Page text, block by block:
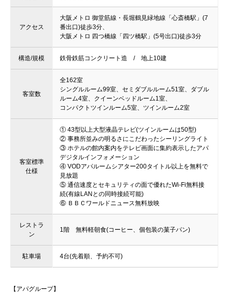
アクセス
大阪メトロ 御堂筋線・長堀鶴見緑地線「心斎橋駅」(7
番出口)徒歩3分、
大阪メトロ 四つ橋線「四ツ橋駅」(5号出口)徒歩3分
構造/規模 鉄骨鉄筋コンクリート造 / 地上10建
客室数
全162室
シングルルーム99室、セミダブルルーム51室、ダブル
ルーム4室、クイーンベッドルーム1室、
コンパクトツインルーム5室、ツインルーム2室
客室標準
仕様
① 43型以上大型液晶テレビ(ツインルームは50型)
② 事務所並みの明るさにこだわったシーリングライト
③ ホテルの館内案内をテレビ画面に集約表示したアパ
デジタルインフォメーション
④ VODアパルームシアター200タイトル以上を無料で
見放題
⑤ 通信速度とセキュリティの面で優れたWi-Fi無料接
続(有線LANとの同時接続可能)
⑥ ＢＢＣワールドニュース無料放映
レストラ
ン
1階 無料軽朝食(コーヒー、個包装の菓子パン)
駐車場 4台(先着順、予約不可)
【アパグループ】